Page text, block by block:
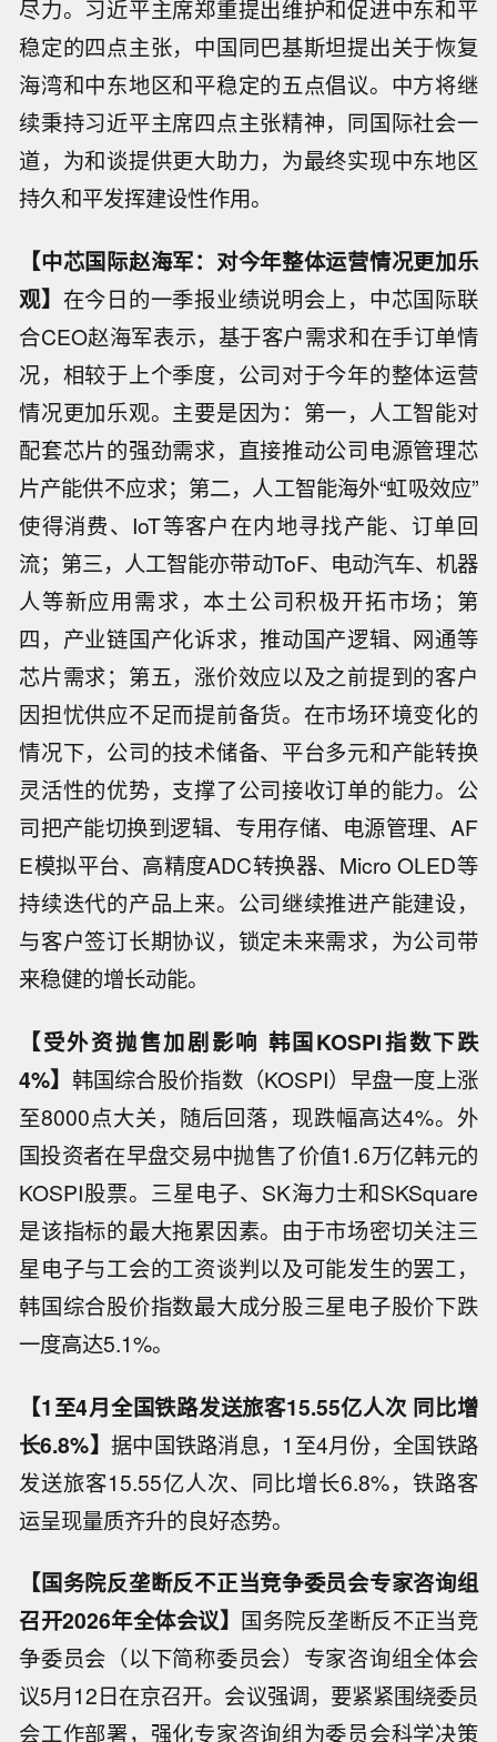
尽力。习近平主席郑重提出维护和促进中东和平
稳定的四点主张，中国同巴基斯坦提出关于恢复
海湾和中东地区和平稳定的五点倡议。中方将继
续秉持习近平主席四点主张精神，同国际社会一
道，为和谈提供更大助力，为最终实现中东地区
持久和平发挥建设性作用。
【中芯国际赵海军：对今年整体运营情况更加乐
观】 在今日的一季报业绩说明会上，中芯国际联
合CEO赵海军表示，基于客户需求和在手订单情
况，相较于上个季度，公司对于今年的整体运营
情况更加乐观。主要是因为：第一，人工智能对
配套芯片的强劲需求，直接推动公司电源管理芯
片产能供不应求；第二，人工智能海外“虹吸效应”
使得消费、IoT等客户在内地寻找产能、订单回
流；第三，人工智能亦带动ToF、电动汽车、机器
人等新应用需求，本土公司积极开拓市场；第
四，产业链国产化诉求，推动国产逻辑、网通等
芯片需求；第五，涨价效应以及之前提到的客户
因担忧供应不足而提前备货。在市场环境变化的
情况下，公司的技术储备、平台多元和产能转换
灵活性的优势，支撑了公司接收订单的能力。公
司把产能切换到逻辑、专用存储、电源管理、AF
E模拟平台、高精度ADC转换器、Micro OLED等
持续迭代的产品上来。公司继续推进产能建设，
与客户签订长期协议，锁定未来需求，为公司带
来稳健的增长动能。
【受外资抛售加剧影响 韩国KOSPI指数下跌
4%】 韩国综合股价指数（KOSPI）早盘一度上涨
至8000点大关，随后回落，现跌幅高达4%。外
国投资者在早盘交易中抛售了价值1.6万亿韩元的
KOSPI股票。三星电子、SK海力士和SKSquare
是该指标的最大拖累因素。由于市场密切关注三
星电子与工会的工资谈判以及可能发生的罢工，
韩国综合股价指数最大成分股三星电子股价下跌
一度高达5.1%。
【1至4月全国铁路发送旅客15.55亿人次 同比增
长6.8%】 据中国铁路消息，1至4月份，全国铁路
发送旅客15.55亿人次、同比增长6.8%，铁路客
运呈现量质齐升的良好态势。
【国务院反垄断反不正当竞争委员会专家咨询组
召开2026年全体会议】 国务院反垄断反不正当竞
争委员会（以下简称委员会）专家咨询组全体会
议5月12日在京召开。会议强调，要紧紧围绕委员
会工作部署，强化专家咨询组为委员会科学决策